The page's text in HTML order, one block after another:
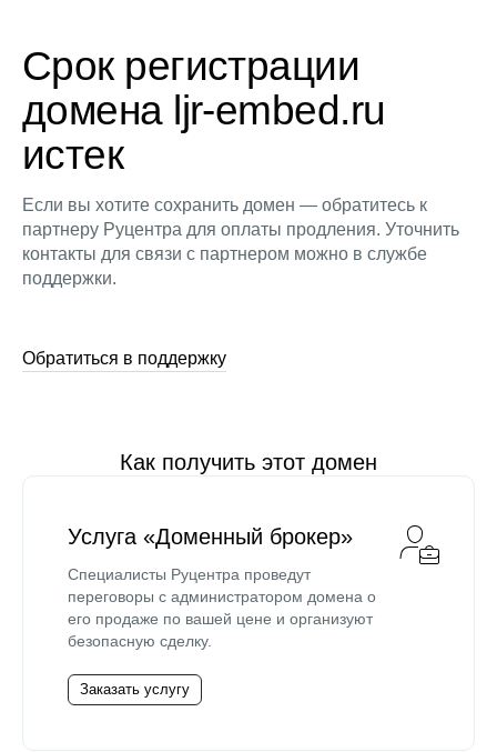
Срок регистрации
домена ljr-embed.ru
истек
Если вы хотите сохранить домен — обратитесь к
партнеру Руцентра для оплаты продления. Уточнить
контакты для связи с партнером можно в службе
поддержки.
Обратиться в поддержку
Как получить этот домен
Услуга «Доменный брокер»
Специалисты Руцентра проведут
переговоры с администратором домена о
его продаже по вашей цене и организуют
безопасную сделку.
Заказать услугу